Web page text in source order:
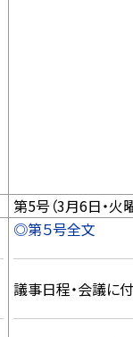
第5号（3月6日・火
◎第５号全文
議事日程・会議に